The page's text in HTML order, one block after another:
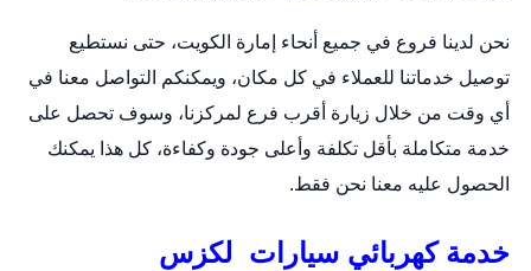
نحن لدينا فروع في جميع أنحاء إمارة الكويت، حتى نستطيع
توصيل خدماتنا للعملاء في كل مكان، ويمكنكم التواصل معنا في
أي وقت من خلال زيارة أقرب فرع لمركزنا، وسوف تحصل على
خدمة متكاملة بأقل تكلفة وأعلى جودة وكفاءة، كل هذا يمكنك
الحصول عليه معنا نحن فقط.
خدمة كهربائي سيارات لكزس